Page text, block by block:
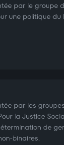
par le groupe
une politique
par les
la Justice
de
binaires.